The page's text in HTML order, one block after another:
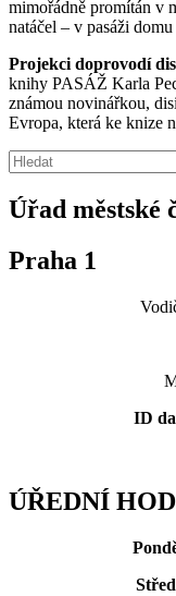
mimořádně promítán v
natáčel – v pasáži
Projekci doprovodí
knihy PASÁŽ Karla
známou novinářkou,
Evropa, která ke knize
Vyhledávání:
Úřad městské
Praha 1
ID
ÚŘEDNÍ